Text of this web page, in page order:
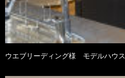
ウエブリーディング様 モデルハウス